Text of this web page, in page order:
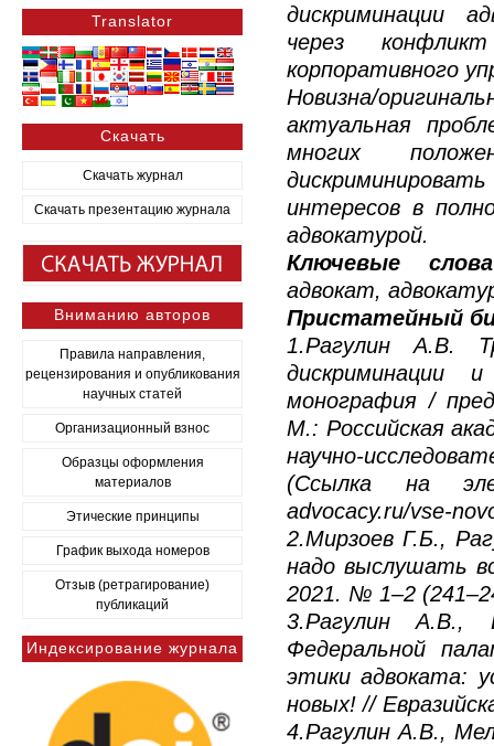
Translator
Скачать
Скачать журнал
Скачать презентацию журнала
Вниманию авторов
Правила направления,
рецензирования и опубликования
научных статей
Организационный взнос
Образцы оформления
материалов
Этические принципы
График выхода номеров
Отзыв (ретрагирование)
публикаций
Индексирование журнала
дискриминации
через
корпоративного
Новизна/
актуальная
многих
интересов в
адвокатурой.
Ключевые
адвокат,
Пристатейный
1.Рагулин А.В.
дискриминации
монография /
М.: Российская
научно-
(Ссылка на
advocacy.ru/vse-
2.Мирзоев Г.Б.,
надо выслушать
2021. № 1–2
3.Рагулин А.В.,
Федеральной
этики адвоката:
новых! //
4.Рагулин А.В.,